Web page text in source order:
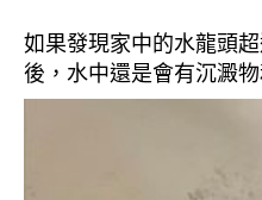
如果發現家中的水龍頭
後，水中還是會有沉澱